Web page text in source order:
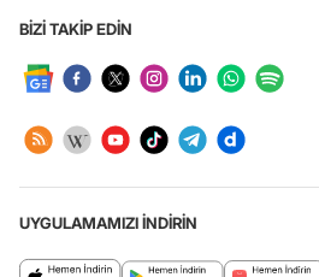
BİZİ TAKİP EDİN
UYGULAMAMIZI İNDİRİN